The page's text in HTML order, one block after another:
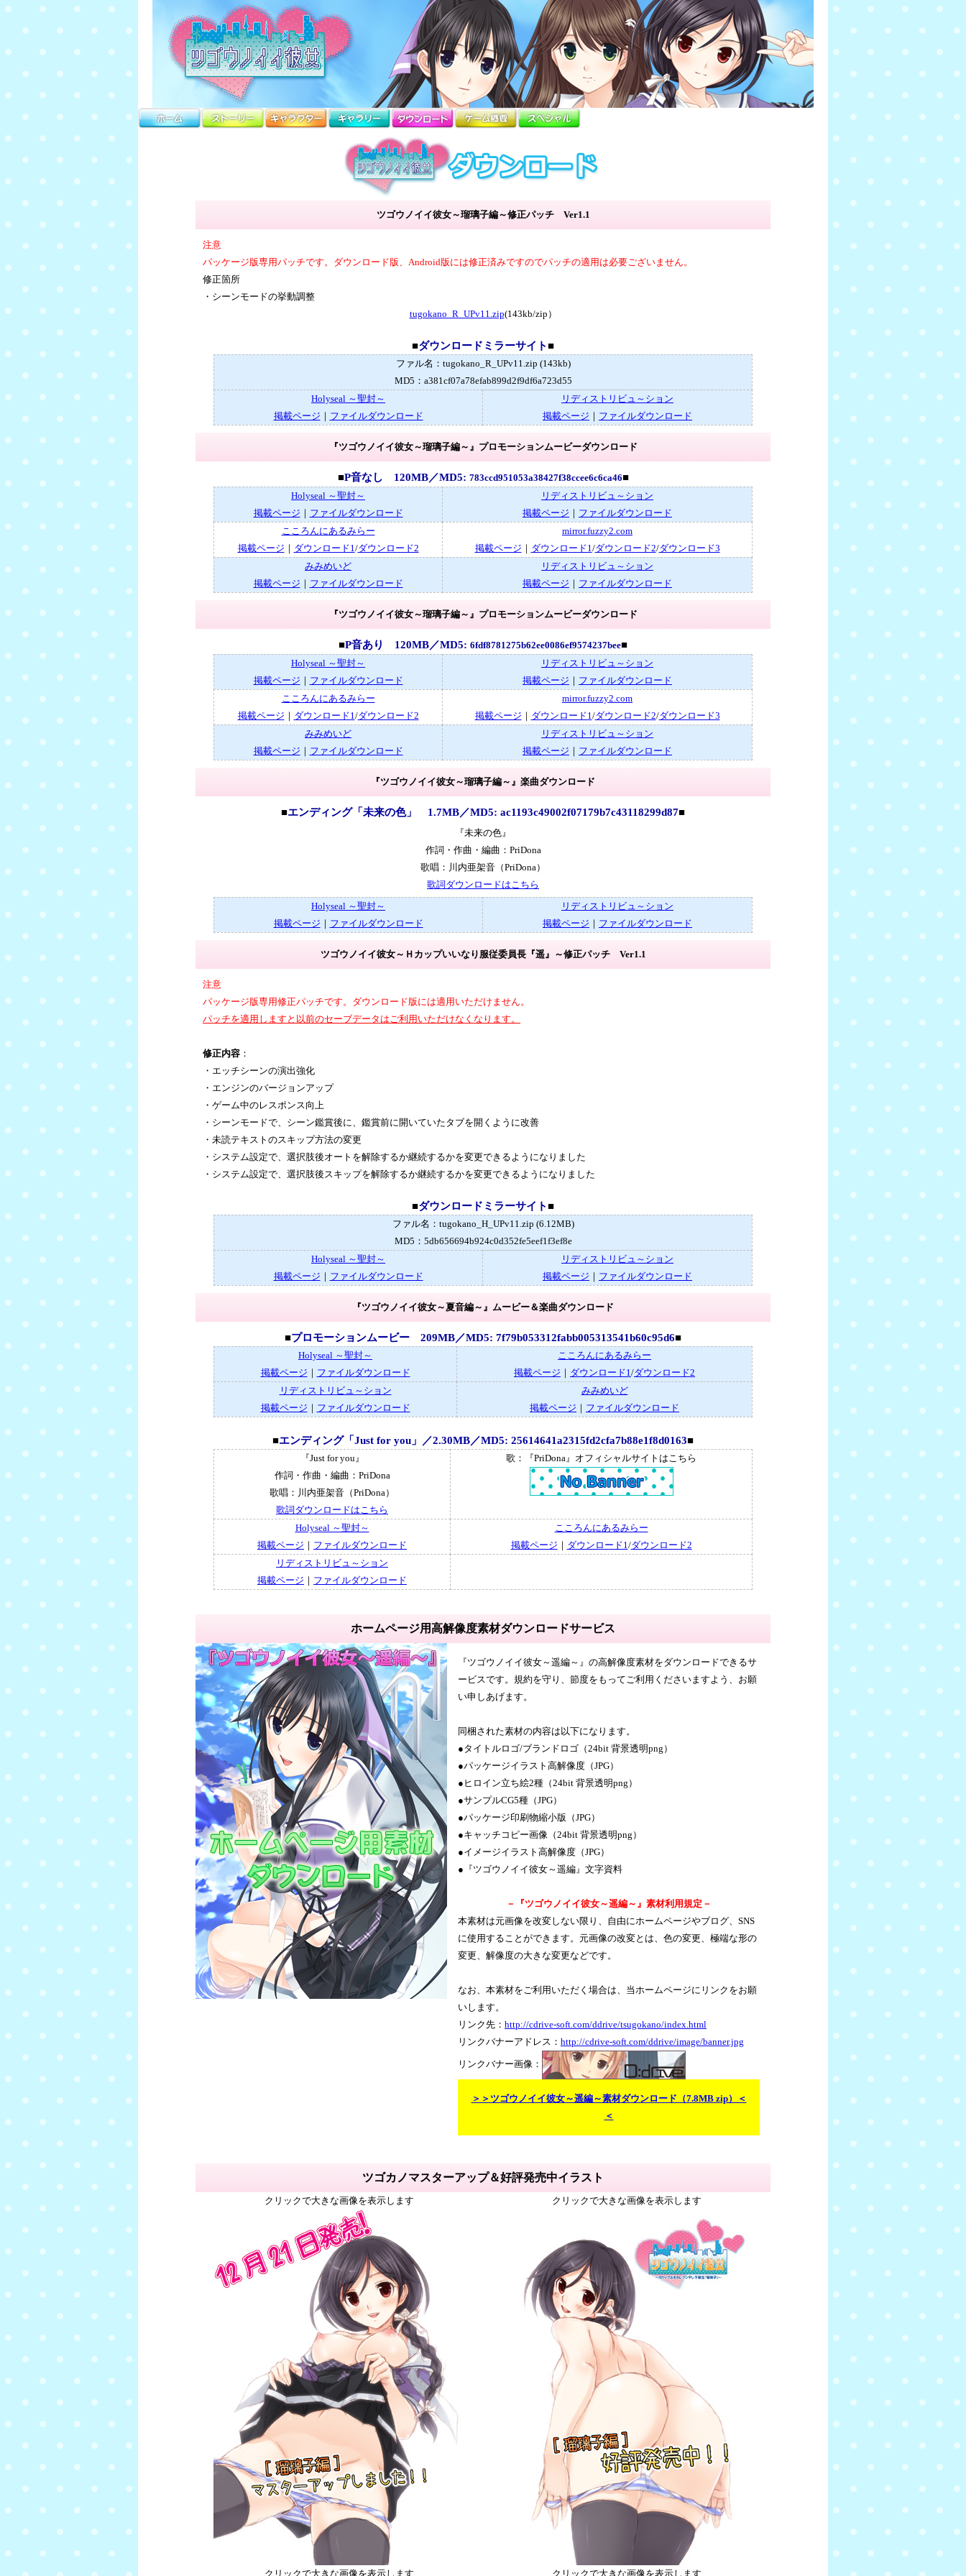
ツゴウノイイ彼女～瑠璃子編～修正パッチ Ver1.1
注意
パッケージ版専用パッチです。ダウンロード版、Android版には修正済みですのでパッチの適用は必要ございません。
修正箇所
・シーンモードの挙動調整
tugokano_R_UPv11.zip(143kb/zip）
■ダウンロードミラーサイト■
ファル名：tugokano_R_UPv11.zip (143kb)
MD5：a381cf07a78efab899d2f9df6a723d55
Holyseal ～聖封～
掲載ページ ｜ ファイルダウンロード
リディストリビュ～ション
掲載ページ ｜ ファイルダウンロード
『ツゴウノイイ彼女～瑠璃子編～』プロモーションムービーダウンロード
■P音なし 120MB／MD5: 783ccd951053a38427f38ccee6c6ca46■
Holyseal ～聖封～
掲載ページ ｜ ファイルダウンロード
リディストリビュ～ション
掲載ページ ｜ ファイルダウンロード
こころんにあるみらー
掲載ページ ｜ ダウンロード1/ダウンロード2
mirror.fuzzy2.com
掲載ページ ｜ ダウンロード1/ダウンロード2/ダウンロード3
みみめいど
掲載ページ ｜ ファイルダウンロード
リディストリビュ～ション
掲載ページ ｜ ファイルダウンロード
『ツゴウノイイ彼女～瑠璃子編～』プロモーションムービーダウンロード
■P音あり 120MB／MD5: 6fdf8781275b62ee0086ef9574237bee■
Holyseal ～聖封～
掲載ページ ｜ ファイルダウンロード
リディストリビュ～ション
掲載ページ ｜ ファイルダウンロード
こころんにあるみらー
掲載ページ ｜ ダウンロード1/ダウンロード2
mirror.fuzzy2.com
掲載ページ ｜ ダウンロード1/ダウンロード2/ダウンロード3
みみめいど
掲載ページ ｜ ファイルダウンロード
リディストリビュ～ション
掲載ページ ｜ ファイルダウンロード
『ツゴウノイイ彼女～瑠璃子編～』楽曲ダウンロード
■エンディング「未来の色」 1.7MB／MD5: ac1193c49002f07179b7c43118299d87■
『未来の色』
作詞・作曲・編曲：PriDona
歌唱：川内亜架音（PriDona）
歌詞ダウンロードはこちら
Holyseal ～聖封～
掲載ページ ｜ ファイルダウンロード
リディストリビュ～ション
掲載ページ ｜ ファイルダウンロード
ツゴウノイイ彼女～Ｈカップいいなり服従委員長『遥』～修正パッチ Ver1.1
注意
パッケージ版専用修正パッチです。ダウンロード版には適用いただけません。
パッチを適用しますと以前のセーブデータはご利用いただけなくなります。
修正内容 ：
・エッチシーンの演出強化
・エンジンのバージョンアップ
・ゲーム中のレスポンス向上
・シーンモードで、シーン鑑賞後に、鑑賞前に開いていたタブを開くように改善
・未読テキストのスキップ方法の変更
・システム設定で、選択肢後オートを解除するか継続するかを変更できるようになりました
・システム設定で、選択肢後スキップを解除するか継続するかを変更できるようになりました
■ダウンロードミラーサイト■
ファル名：tugokano_H_UPv11.zip (6.12MB)
MD5：5db656694b924c0d352fe5eef1f3ef8e
Holyseal ～聖封～
掲載ページ ｜ ファイルダウンロード
リディストリビュ～ション
掲載ページ ｜ ファイルダウンロード
『ツゴウノイイ彼女～夏音編～』ムービー＆楽曲ダウンロード
■プロモーションムービー 209MB／MD5: 7f79b053312fabb005313541b60c95d6■
Holyseal ～聖封～
掲載ページ ｜ ファイルダウンロード
こころんにあるみらー
掲載ページ ｜ ダウンロード1/ダウンロード2
リディストリビュ～ション
掲載ページ ｜ ファイルダウンロード
みみめいど
掲載ページ ｜ ファイルダウンロード
■エンディング「Just for you」／2.30MB／MD5: 25614641a2315fd2cfa7b88e1f8d0163■
『Just for you』
作詞・作曲・編曲：PriDona
歌唱：川内亜架音（PriDona）
歌詞ダウンロードはこちら
歌：『PriDona』オフィシャルサイトはこちら
Holyseal ～聖封～
掲載ページ ｜ ファイルダウンロード
こころんにあるみらー
掲載ページ ｜ ダウンロード1/ダウンロード2
リディストリビュ～ション
掲載ページ ｜ ファイルダウンロード
ホームページ用高解像度素材ダウンロードサービス
『ツゴウノイイ彼女～遥編～』の高解像度素材をダウンロードできるサ
ービスです。規約を守り、節度をもってご利用くださいますよう、お願
い申しあげます。
同梱された素材の内容は以下になります。
●タイトルロゴ/ブランドロゴ（24bit 背景透明png）
●パッケージイラスト高解像度（JPG）
●ヒロイン立ち絵2種（24bit 背景透明png）
●サンプルCG5種（JPG）
●パッケージ印刷物縮小版（JPG）
●キャッチコピー画像（24bit 背景透明png）
●イメージイラスト高解像度（JPG）
●『ツゴウノイイ彼女～遥編』文字資料
－『ツゴウノイイ彼女～遥編～』素材利用規定－
本素材は元画像を改変しない限り、自由にホームページやブログ、SNS
に使用することができます。元画像の改変とは、色の変更、極端な形の
変更、解像度の大きな変更などです。
なお、本素材をご利用いただく場合は、当ホームページにリンクをお願
いします。
リンク先： http://cdrive-soft.com/ddrive/tsugokano/index.html
リンクバナーアドレス： http://cdrive-soft.com/ddrive/image/banner.jpg
リンクバナー画像：
＞＞ツゴウノイイ彼女～遥編～素材ダウンロード（7.8MB zip）＜
＜
ツゴカノマスターアップ＆好評発売中イラスト
クリックで大きな画像を表示します クリックで大きな画像を表示します
クリックで大きな画像を表示します クリックで大きな画像を表示します